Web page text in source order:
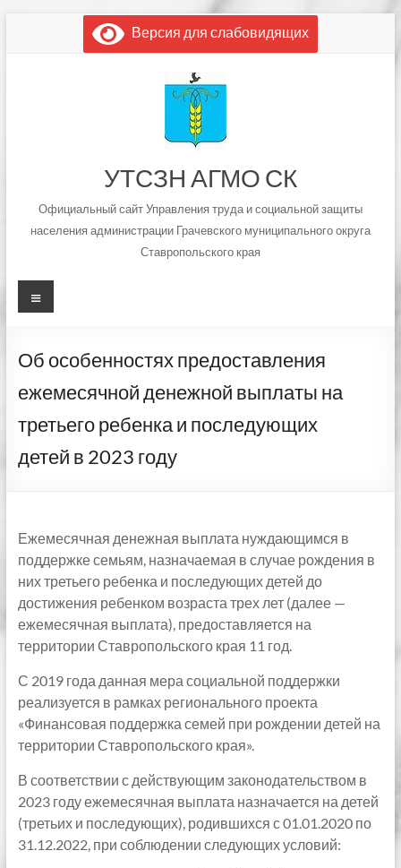
содержимому
Версия для слабовидящих
УТСЗН АГМО СК
Официальный сайт Управления труда и социальной защиты
населения администрации Грачевского муниципального округа
Ставропольского края
Меню
Об особенностях предоставления
ежемесячной денежной выплаты на
третьего ребенка и последующих
детей в 2023 году
Ежемесячная денежная выплата нуждающимся в
поддержке семьям, назначаемая в случае рождения в
них третьего ребенка и последующих детей до
достижения ребенком возраста трех лет (далее —
ежемесячная выплата), предоставляется на
территории Ставропольского края 11 год.
С 2019 года данная мера социальной поддержки
реализуется в рамках регионального проекта
«Финансовая поддержка семей при рождении детей на
территории Ставропольского края».
В соответствии с действующим законодательством в
2023 году ежемесячная выплата назначается на детей
(третьих и последующих), родившихся с 01.01.2020 по
31.12.2022, при соблюдении следующих условий: